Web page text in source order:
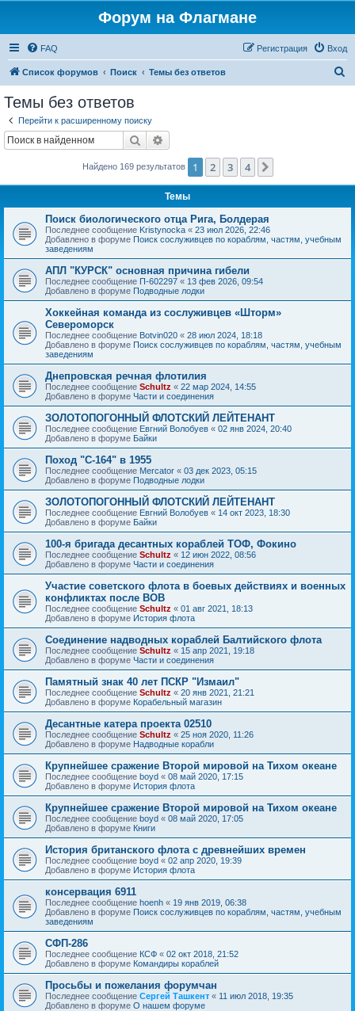
Форум на Флагмане
FAQ Вход
Регистрация
Список форумов Поиск Темы без ответов
Темы без ответов
Перейти к расширенному поиску
Поиск
Найдено 169 результатов 1 2 3 4
Темы
Поиск биологического отца Рига, Болдерая
Последнее сообщение Kristynocka « 23 июл 2026, 22:46
Добавлено в форуме Поиск сослуживцев по кораблям, частям, учебным
заведениям
АПЛ "КУРСК" основная причина гибели
Последнее сообщение П-602297 « 13 фев 2026, 09:54
Добавлено в форуме Подводные лодки
Хоккейная команда из сослуживцев «Шторм»
Североморск
Последнее сообщение Botvin020 « 28 июл 2024, 18:18
Добавлено в форуме Поиск сослуживцев по кораблям, частям, учебным
заведениям
Днепровская речная флотилия
Последнее сообщение Schultz « 22 мар 2024, 14:55
Добавлено в форуме Части и соединения
ЗОЛОТОПОГОННЫЙ ФЛОТСКИЙ ЛЕЙТЕНАНТ
Последнее сообщение Евгний Волобуев « 02 янв 2024, 20:40
Добавлено в форуме Байки
Поход "С-164" в 1955
Последнее сообщение Mercator « 03 дек 2023, 05:15
Добавлено в форуме Подводные лодки
ЗОЛОТОПОГОННЫЙ ФЛОТСКИЙ ЛЕЙТЕНАНТ
Последнее сообщение Евгний Волобуев « 14 окт 2023, 18:30
Добавлено в форуме Байки
100-я бригада десантных кораблей ТОФ, Фокино
Последнее сообщение Schultz « 12 июн 2022, 08:56
Добавлено в форуме Части и соединения
Участие советского флота в боевых действиях и военных
конфликтах после ВОВ
Последнее сообщение Schultz « 01 авг 2021, 18:13
Добавлено в форуме История флота
Соединение надводных кораблей Балтийского флота
Последнее сообщение Schultz « 15 апр 2021, 19:18
Добавлено в форуме Части и соединения
Памятный знак 40 лет ПСКР "Измаил"
Последнее сообщение Schultz « 20 янв 2021, 21:21
Добавлено в форуме Корабельный магазин
Десантные катера проекта 02510
Последнее сообщение Schultz « 25 ноя 2020, 11:26
Добавлено в форуме Надводные корабли
Крупнейшее сражение Второй мировой на Тихом океане
Последнее сообщение boyd « 08 май 2020, 17:15
Добавлено в форуме История флота
Крупнейшее сражение Второй мировой на Тихом океане
Последнее сообщение boyd « 08 май 2020, 17:05
Добавлено в форуме Книги
История британского флота с древнейших времен
Последнее сообщение boyd « 02 апр 2020, 19:39
Добавлено в форуме История флота
консервация 6911
Последнее сообщение hoenh « 19 янв 2019, 06:38
Добавлено в форуме Поиск сослуживцев по кораблям, частям, учебным
заведениям
СФП-286
Последнее сообщение КСФ « 02 окт 2018, 21:52
Добавлено в форуме Командиры кораблей
Просьбы и пожелания форумчан
Последнее сообщение Сергей Ташкент « 11 июл 2018, 19:35
Добавлено в форуме О нашем форуме